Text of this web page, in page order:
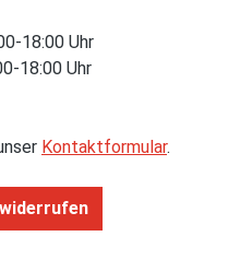
18:00 Uhr
18:00 Uhr
Kontaktformular.